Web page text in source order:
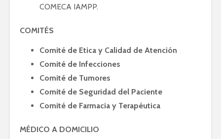
COMECA IAMPP.
COMITÉS
Comité de Etica y Calidad de Atención
Comité de Infecciones
Comité de Tumores
Comité de Seguridad del Paciente
Comité de Farmacia y Terapéutica
MÉDICO A DOMICILIO